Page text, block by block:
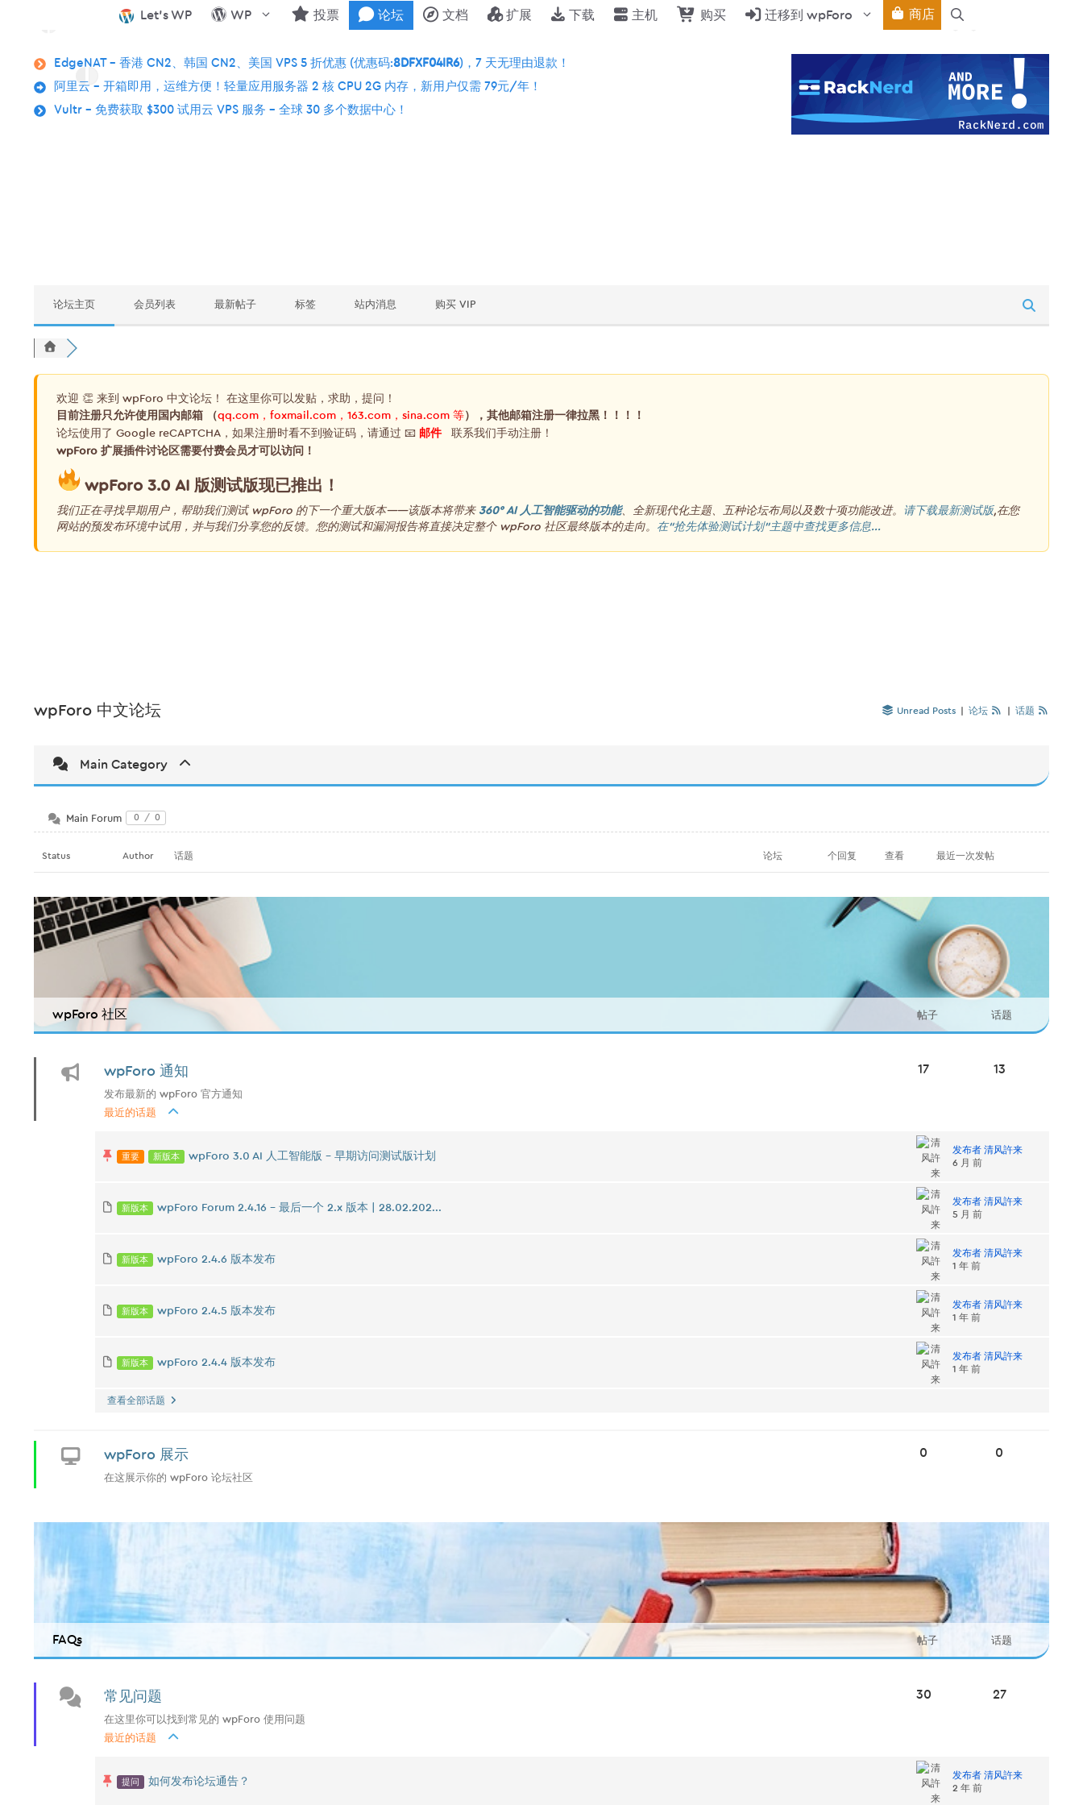
Let’s WP WP 投票 论坛 文档 扩展 下载 主机 购买 迁移到 wpForo 商店
EdgeNAT – 香港 CN2、韩国 CN2、美国 VPS 5 折优惠 (优惠码:8DFXF04IR6)，7 天无理由退款！
阿里云 – 开箱即用，运维方便！轻量应用服务器 2 核 CPU 2G 内存，新用户仅需 79元/年！
Vultr – 免费获取 $300 试用云 VPS 服务 – 全球 30 多个数据中心！
论坛主页 会员列表 最新帖子 标签 站内消息 购买 VIP
欢迎 👏 来到 wpForo 中文论坛！ 在这里你可以发贴，求助，提问！
目前注册只允许使用国内邮箱 （qq.com，foxmail.com，163.com，sina.com 等），其他邮箱注册一律拉黑！！！！
论坛使用了 Google reCAPTCHA，如果注册时看不到验证码，请通过 📧 邮件联系我们手动注册！
wpForo 扩展插件讨论区需要付费会员才可以访问！
wpForo 3.0 AI 版测试版现已推出！
我们正在寻找早期用户，帮助我们测试 wpForo 的下一个重大版本——该版本将带来 360° AI 人工智能驱动的功能、全新现代化主题、五种论坛布局以及数十项功能改进。 请下载最新测试版,在您
网站的预发布环境中试用，并与我们分享您的反馈。您的测试和漏洞报告将直接决定整个 wpForo 社区最终版本的走向。 在“抢先体验测试计划”主题中查找更多信息...
wpForo 中文论坛 Unread Posts 论坛 话题
Main Category
Main Forum 0 / 0
Status Author 话题 论坛 个回复 查看 最近一次发帖
wpForo 社区 帖子 话题
wpForo 通知
发布最新的 wpForo 官方通知
最近的话题
17 13
重要 新版本 wpForo 3.0 AI 人工智能版 - 早期访问测试版计划
发布者 清风許来
6 月 前
新版本 wpForo Forum 2.4.16 – 最后一个 2.x 版本 | 28.02.202...
发布者 清风許来
5 月 前
新版本 wpForo 2.4.6 版本发布
发布者 清风許来
1 年 前
新版本 wpForo 2.4.5 版本发布
发布者 清风許来
1 年 前
新版本 wpForo 2.4.4 版本发布
发布者 清风許来
1 年 前
查看全部话题
wpForo 展示
在这展示你的 wpForo 论坛社区
0 0
FAQs 帖子 话题
常见问题
在这里你可以找到常见的 wpForo 使用问题
最近的话题
30 27
提问 如何发布论坛通告？
发布者 清风許来
2 年 前